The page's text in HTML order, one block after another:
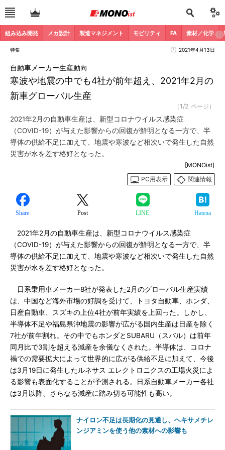
組み込み開発 メカ設計 製造マネジメント モビリティ FA 素材／化学
特集 2021年4月13日
寒波や地震の中でも4社が前年超え、2021年2月の
新車グローバル生産
自動車メーカー生産動向
（1/2 ページ）
2021年2月の自動車生産は、新型コロナウイルス感染症
（COVID-19）が与えた影響からの回復が鮮明となる一方で、半
導体の供給不足に加えて、地震や寒波など相次いで発生した自然
災害が水を差す格好となった。
[MONOist]
PC用表示
関連情報
Share Post LINE Hatena
2021年2月の自動車生産は、新型コロナウイルス感染症
（COVID-19）が与えた影響からの回復が鮮明となる一方で、半
導体の供給不足に加えて、地震や寒波など相次いで発生した自然
災害が水を差す格好となった。
日系乗用車メーカー8社が発表した2月のグローバル生産実績
は、中国など海外市場の好調を受けて、トヨタ自動車、ホンダ、
日産自動車、スズキの上位4社が前年実績を上回った。しかし、
半導体不足や福島県沖地震の影響が広がる国内生産は日産を除く
7社が前年割れ。その中でもホンダとSUBARU（スバル）は前年
同月比で3割を超える減産を余儀なくされた。半導体は、コロナ
禍での需要拡大によって世界的に広がる供給不足に加えて、今後
は3月19日に発生したルネサス エレクトロニクスの工場火災によ
る影響も表面化することが予測される。日系自動車メーカー各社
は3月以降、さらなる減産に踏み切る可能性も高い。
ナイロン不足は長期化の見通し、ヘキサメチレ
ンジアミンを使う他の素材への影響も